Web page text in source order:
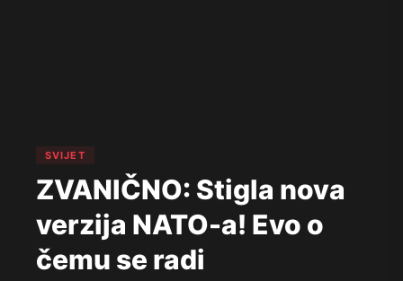
SVIJET
ZVANIČNO: Stigla nova
verzija NATO-a! Evo o
čemu se radi